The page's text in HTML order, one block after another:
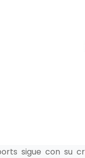
sigue con su